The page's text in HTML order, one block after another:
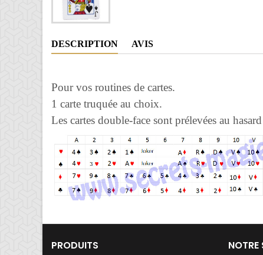
DESCRIPTION AVIS
Pour vos routines de cartes.
1 carte truquée au choix.
Les cartes double-face sont prélevées au
PRODUITS NOTRE